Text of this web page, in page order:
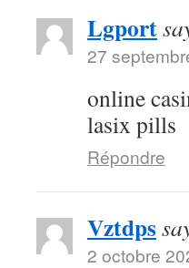
Lgport
27
online
lasix pills
Répondre
Vztdps
2 octobre